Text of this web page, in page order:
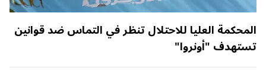
المحكمة العليا للاحتلال تنظر في التماس ضد قوانين
تستهدف "أونروا"